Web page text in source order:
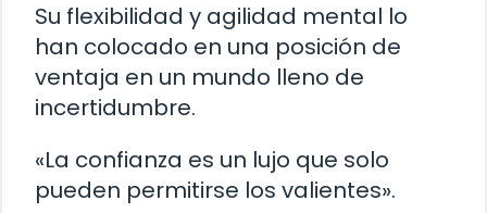
Su flexibilidad y agilidad mental lo
han colocado en una posición de
ventaja en un mundo lleno de
incertidumbre.
«La confianza es un lujo que solo
pueden permitirse los valientes».